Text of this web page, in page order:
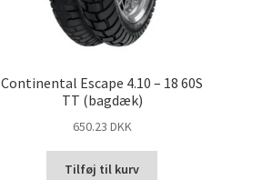
Continental Escape 4.10 – 18 60S
TT (bagdæk)
650.23 DKK
Tilføj til kurv